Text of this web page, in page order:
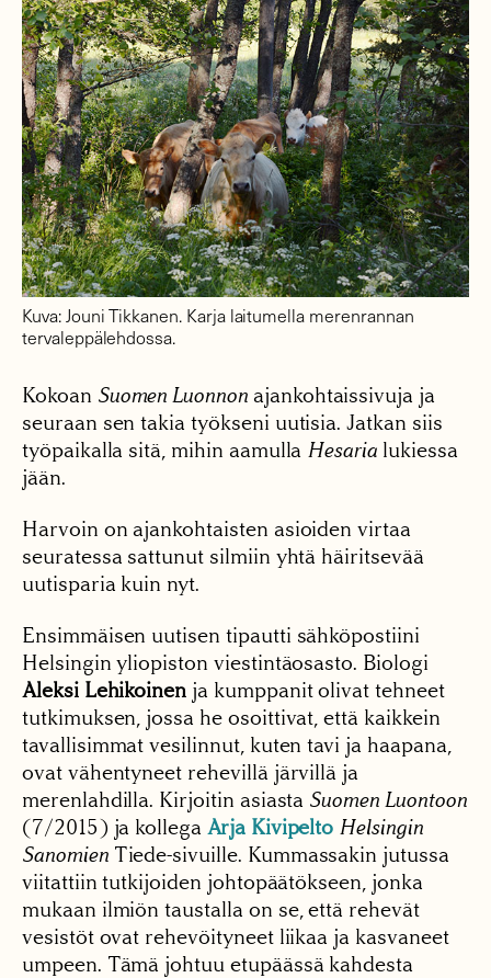
Kuva: Jouni Tikkanen. Karja laitumella merenrannan
tervaleppälehdossa.
Kokoan Suomen Luonnonajankohtaissivuja ja
seuraan sen takia työkseni uutisia. Jatkan siis
työpaikalla sitä, mihin aamulla Hesaria lukiessa
jään.
Harvoin on ajankohtaisten asioiden virtaa
seuratessa sattunut silmiin yhtä häiritsevää
uutisparia kuin nyt.
Ensimmäisen uutisen tipautti sähköpostiini
Helsingin yliopiston viestintäosasto. Biologi
Aleksi Lehikoinen ja kumppanit olivat tehneet
tutkimuksen, jossa he osoittivat, että kaikkein
tavallisimmat vesilinnut, kuten tavi ja haapana,
ovat vähentyneet rehevillä järvillä ja
merenlahdilla. Kirjoitin asiasta Suomen Luontoon
(7/2015) ja kollega Arja Kivipelto Helsingin
SanomienTiede-sivuille. Kummassakin jutussa
viitattiin tutkijoiden johtopäätökseen, jonka
mukaan ilmiön taustalla on se, että rehevät
vesistöt ovat rehevöityneet liikaa ja kasvaneet
umpeen. Tämä johtuu etupäässä kahdesta